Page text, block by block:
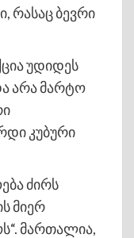
რასაც ბევრი
უდიდეს
არა მარტო
კუბური
ძირს
მიერ
მართალია,